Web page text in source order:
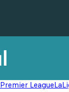
Premier League